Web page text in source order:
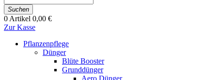
Suchen
0 Artikel 0,00 €
Zur Kasse
Pflanzenpflege
Dünger
Blüte Booster
Grunddünger
Aero Dünger